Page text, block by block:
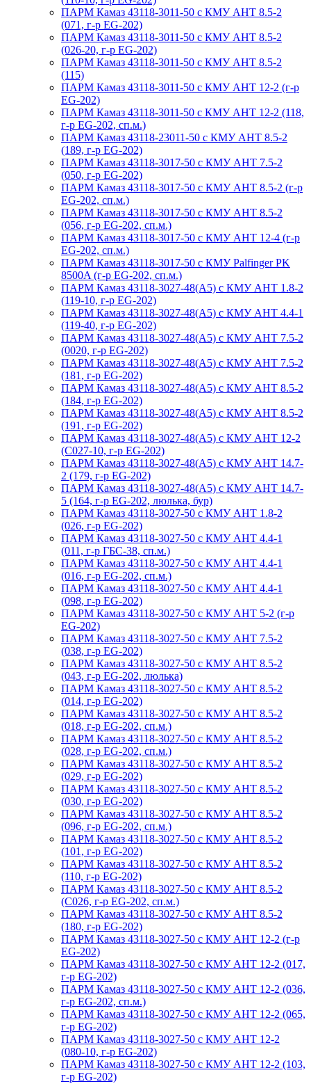
ПАРМ Камаз 43118-3011-50 с КМУ АНТ 8.5-2
(071, г-р EG-202)
ПАРМ Камаз 43118-3011-50 с КМУ АНТ 8.5-2
(026-20, г-р EG-202)
ПАРМ Камаз 43118-3011-50 с КМУ АНТ 8.5-2
(115)
ПАРМ Камаз 43118-3011-50 с КМУ АНТ 12-2 (г-р
EG-202)
ПАРМ Камаз 43118-3011-50 с КМУ АНТ 12-2 (118,
г-р EG-202, сп.м.)
ПАРМ Камаз 43118-23011-50 с КМУ АНТ 8.5-2
(189, г-р EG-202)
ПАРМ Камаз 43118-3017-50 с КМУ АНТ 7.5-2
(050, г-р EG-202)
ПАРМ Камаз 43118-3017-50 с КМУ АНТ 8.5-2 (г-р
EG-202, сп.м.)
ПАРМ Камаз 43118-3017-50 с КМУ АНТ 8.5-2
(056, г-р EG-202, сп.м.)
ПАРМ Камаз 43118-3017-50 с КМУ АНТ 12-4 (г-р
EG-202, сп.м.)
ПАРМ Камаз 43118-3017-50 с КМУ Palfinger PK
8500A (г-р EG-202, сп.м.)
ПАРМ Камаз 43118-3027-48(A5) с КМУ АНТ 1.8-2
(119-10, г-р EG-202)
ПАРМ Камаз 43118-3027-48(A5) с КМУ АНТ 4.4-1
(119-40, г-р EG-202)
ПАРМ Камаз 43118-3027-48(A5) с КМУ АНТ 7.5-2
(0020, г-р EG-202)
ПАРМ Камаз 43118-3027-48(A5) с КМУ АНТ 7.5-2
(181, г-р EG-202)
ПАРМ Камаз 43118-3027-48(A5) с КМУ АНТ 8.5-2
(184, г-р EG-202)
ПАРМ Камаз 43118-3027-48(A5) с КМУ АНТ 8.5-2
(191, г-р EG-202)
ПАРМ Камаз 43118-3027-48(A5) с КМУ АНТ 12-2
(С027-10, г-р EG-202)
ПАРМ Камаз 43118-3027-48(A5) с КМУ АНТ 14.7-
2 (179, г-р EG-202)
ПАРМ Камаз 43118-3027-48(A5) с КМУ АНТ 14.7-
5 (164, г-р EG-202, люлька, бур)
ПАРМ Камаз 43118-3027-50 с КМУ АНТ 1.8-2
(026, г-р EG-202)
ПАРМ Камаз 43118-3027-50 с КМУ АНТ 4.4-1
(011, г-р ГБС-38, сп.м.)
ПАРМ Камаз 43118-3027-50 с КМУ АНТ 4.4-1
(016, г-р EG-202, сп.м.)
ПАРМ Камаз 43118-3027-50 с КМУ АНТ 4.4-1
(098, г-р EG-202)
ПАРМ Камаз 43118-3027-50 с КМУ АНТ 5-2 (г-р
EG-202)
ПАРМ Камаз 43118-3027-50 с КМУ АНТ 7.5-2
(038, г-р EG-202)
ПАРМ Камаз 43118-3027-50 с КМУ АНТ 8.5-2
(043, г-р EG-202, люлька)
ПАРМ Камаз 43118-3027-50 с КМУ АНТ 8.5-2
(014, г-р EG-202)
ПАРМ Камаз 43118-3027-50 с КМУ АНТ 8.5-2
(018, г-р EG-202, сп.м.)
ПАРМ Камаз 43118-3027-50 с КМУ АНТ 8.5-2
(028, г-р EG-202, сп.м.)
ПАРМ Камаз 43118-3027-50 с КМУ АНТ 8.5-2
(029, г-р EG-202)
ПАРМ Камаз 43118-3027-50 с КМУ АНТ 8.5-2
(030, г-р EG-202)
ПАРМ Камаз 43118-3027-50 с КМУ АНТ 8.5-2
(096, г-р EG-202, сп.м.)
ПАРМ Камаз 43118-3027-50 с КМУ АНТ 8.5-2
(101, г-р EG-202)
ПАРМ Камаз 43118-3027-50 с КМУ АНТ 8.5-2
(110, г-р EG-202)
ПАРМ Камаз 43118-3027-50 с КМУ АНТ 8.5-2
(С026, г-р EG-202, сп.м.)
ПАРМ Камаз 43118-3027-50 с КМУ АНТ 8.5-2
(180, г-р EG-202)
ПАРМ Камаз 43118-3027-50 с КМУ АНТ 12-2 (г-р
EG-202)
ПАРМ Камаз 43118-3027-50 с КМУ АНТ 12-2 (017,
г-р EG-202)
ПАРМ Камаз 43118-3027-50 с КМУ АНТ 12-2 (036,
г-р EG-202, сп.м.)
ПАРМ Камаз 43118-3027-50 с КМУ АНТ 12-2 (065,
г-р EG-202)
ПАРМ Камаз 43118-3027-50 с КМУ АНТ 12-2
(080-10, г-р EG-202)
ПАРМ Камаз 43118-3027-50 с КМУ АНТ 12-2 (103,
г-р EG-202)